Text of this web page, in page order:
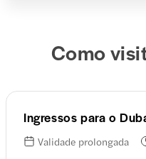
Como
Ingressos para o
Validade prolongada